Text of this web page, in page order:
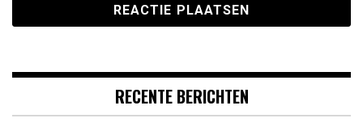
RECENTE BERICHTEN